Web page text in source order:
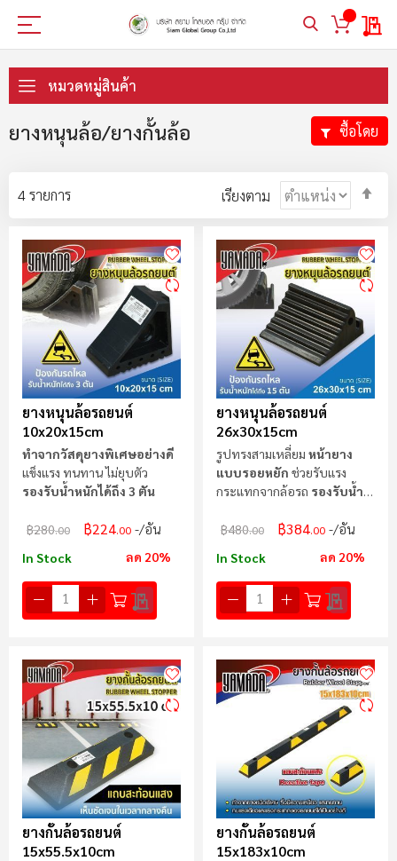
My
ไป
ที่
หมวดหมู่สินค้า
ยางหนุนล้อ/ยางกั้นล้อ
4รายการ เรียงตาม
ยางหนุนล้อรถยนต์
10x20x15cm
ทำจากวัสดุยางพิเศษอย่างดี
แข็งแรง ทนทาน ไม่ยุบตัว
รองรับน้ำหนักได้ถึง 3 ตัน
฿280.00 ฿224.00 /อัน
In Stock ลด 20%
ยางหนุนล้อรถยนต์
26x30x15cm
รูปทรงสามเหลี่ยม หน้ายาง
แบบรอยหยัก ช่วยรับแรง
กระแทกจากล้อรถ รองรับน้ำ
฿480.00 ฿384.00 /อัน
In Stock ลด 20%
ยางกั้นล้อรถยนต์
15x55.5x10cm
ยางกั้นล้อรถยนต์
15x183x10cm
ซื้อโดย